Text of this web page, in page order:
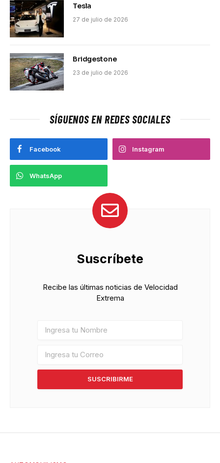
Tesla
27 de julio de 2026
Bridgestone
23 de julio de 2026
SÍGUENOS EN REDES SOCIALES
Facebook Instagram
WhatsApp
Suscríbete
Recibe las últimas noticias de Velocidad
Extrema
SUSCRIBIRME